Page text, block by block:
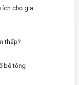
ích cho gia
thấp?
bê tông